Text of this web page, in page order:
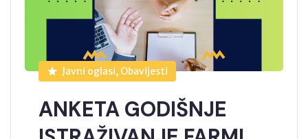
Javni oglasi, Obavijesti
ANKETA GODIŠNJE